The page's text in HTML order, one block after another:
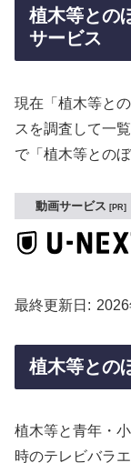
植木等との
サービス
現在「植木等と
スを調査して一
で「植木等との
動画サービス PR
最終更新日
植木等との
植木等と青年・
時のテレビバラ